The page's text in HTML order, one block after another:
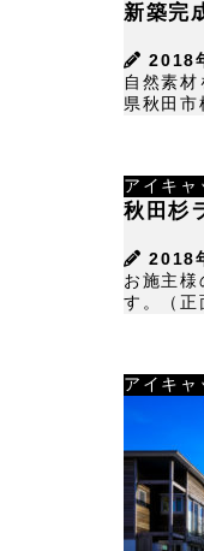
新築完
2018
自然素
県秋田
アイキャ
秋田杉
2018
お施主
す。（
アイキャ